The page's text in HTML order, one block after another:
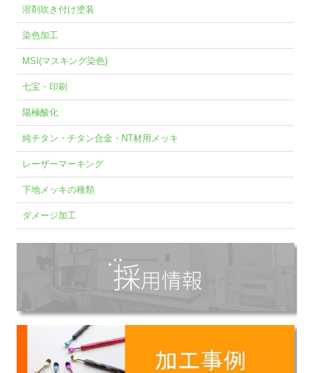
溶剤吹き付け塗装
染色加工
MSI(マスキング染色)
七宝・印刷
陽極酸化
純チタン・チタン合金・NT材用メッキ
レーザーマーキング
下地メッキの種類
ダメージ加工